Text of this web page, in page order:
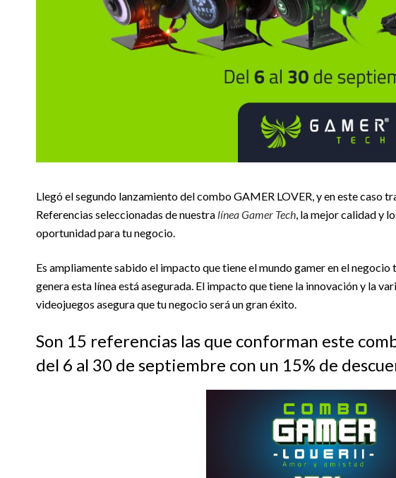
Llegó el segundo lanzamiento del combo GAMER LOVER, y en este caso
Referencias seleccionadas de nuestra línea Gamer Tech, la mejor calidad y
oportunidad para tu negocio.
Es ampliamente sabido el impacto que tiene el mundo gamer en el
genera esta línea está asegurada. El impacto que tiene la innovación y la
videojuegos asegura que tu negocio será un gran éxito.
Son 15 referencias las que conforman este
del 6 al 30 de septiembre con un 15% de